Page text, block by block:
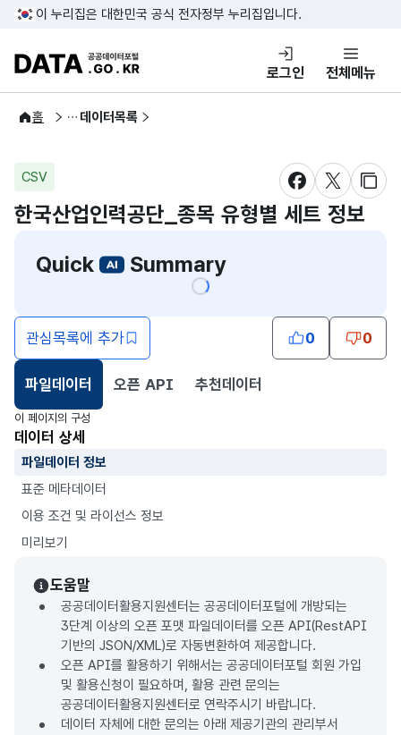
콘텐츠 바로가기
푸터 바로가기
이 누리집은 대한민국 공식 전자정부 누리집입니다.
DATA.GO.KR 공공데이터포털
로그인 전체메뉴
홈
공공데이터 데이터목록
CSV
새창 열림새창 열림
새창
한국산업인력공단_종목 유형별 세트 정보
Quick
Summary
관심목록에 추가 0 0
파일데이터
선택됨
오픈 API 추천데이터
이 페이지의 구성
데이터 상세
파일데이터 정보
표준 메타데이터
이용 조건 및 라이선스 정보
미리보기
도움말
공공데이터활용지원센터는 공공데이터포털에 개방되는
3단계 이상의 오픈 포맷 파일데이터를 오픈 API(RestAPI
기반의 JSON/XML)로 자동변환하여 제공합니다.
오픈 API를 활용하기 위해서는 공공데이터포털 회원 가입
및 활용신청이 필요하며, 활용 관련 문의는
공공데이터활용지원센터로 연락주시기 바랍니다.
데이터 자체에 대한 문의는 아래 제공기관의 관리부서